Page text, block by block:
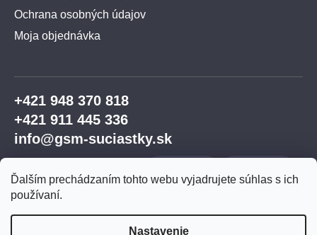
Ďalším prechádzaním tohto webu vyjadrujete súhlas s ich
používaní.
Nastavenie
Ochrana osobných údajov
Moja objednávka
+421 948 370 818
+421 911 445 336
info@gsm-suciastky.sk